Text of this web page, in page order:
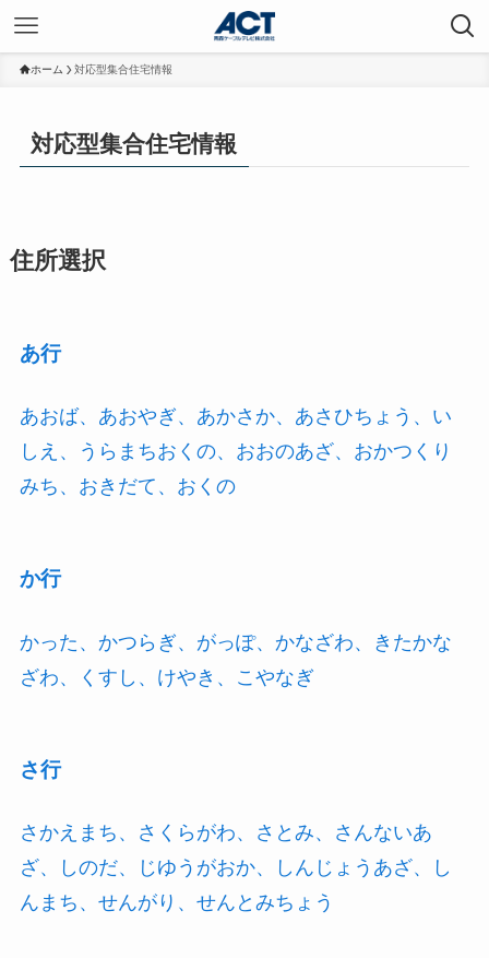
ホーム 対応型集合住宅情報
対応型集合住宅情報
住所選択
あ行
あおば、あおやぎ、あかさか、あさひちょう、い
しえ、うらまちおくの、おおのあざ、おかつくり
みち、おきだて、おくの
か行
かった、かつらぎ、がっぽ、かなざわ、きたかな
ざわ、くすし、けやき、こやなぎ
さ行
さかえまち、さくらがわ、さとみ、さんないあ
ざ、しのだ、じゆうがおか、しんじょうあざ、し
んまち、せんがり、せんとみちょう